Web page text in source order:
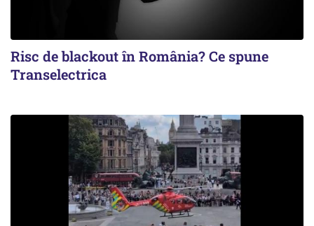
Risc de blackout în România? Ce spune
Transelectrica